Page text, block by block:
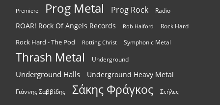
Premiere Prog Metal Prog Rock Radio
ROAR! Rock Of Angels Records Rob Halford Rock Hard
Rock Hard - The Pod Rotting Christ Symphonic Metal
Thrash Metal Underground
Underground Halls Underground Heavy Metal
Γιάννης Σαββίδης Σάκης Φράγκος Στήλες